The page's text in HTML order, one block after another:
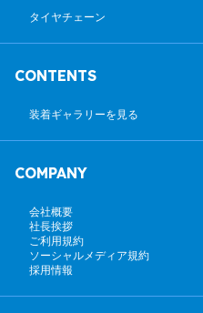
タイヤチェーン
CONTENTS
装着ギャラリーを見る
COMPANY
会社概要
社長挨拶
ご利用規約
ソーシャルメディア規約
採用情報